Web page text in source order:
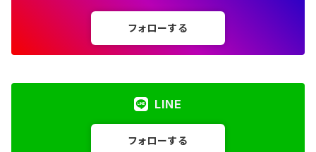
フォローする
LINE
フォローする